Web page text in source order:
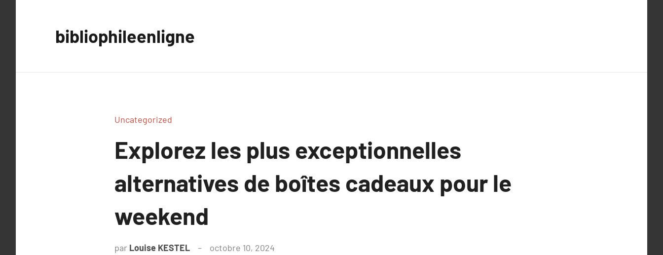
bibliophileenligne
Uncategorized
Explorez les plus exceptionnelles
alternatives de boîtes cadeaux pour le
weekend
par Louise KESTEL octobre 10, 2024